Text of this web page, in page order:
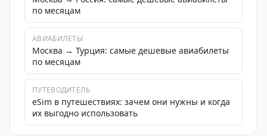
по месяцам
АВИАБИЛЕТЫ
Москва → Турция: самые дешевые авиабилеты
по месяцам
ПУТЕВОДИТЕЛЬ
eSim в путешествиях: зачем они нужны и когда
их выгодно использовать